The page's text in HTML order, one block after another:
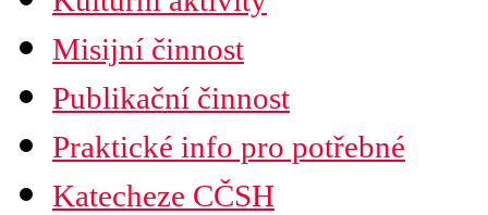
Misijní činnost
Publikační činnost
Praktické info pro potřebné
Katecheze CČSH